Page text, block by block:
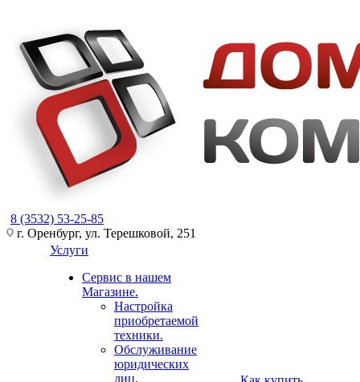
8 (3532) 53-25-85
г. Оренбург, ул. Терешковой, 251
Услуги
Сервис в нашем
Магазине.
Настройка
приобретаемой
техники.
Обслуживание
юридических
лиц.